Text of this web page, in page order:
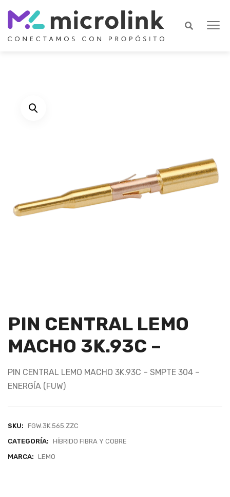
PIN CENTRAL LEMO
MACHO 3K.93C –
PIN CENTRAL LEMO MACHO 3K.93C – SMPTE 304 –
ENERGÍA (FUW)
SKU: FGW.3K.565.ZZC
CATEGORÍA: HÍBRIDO FIBRA Y COBRE
MARCA: LEMO